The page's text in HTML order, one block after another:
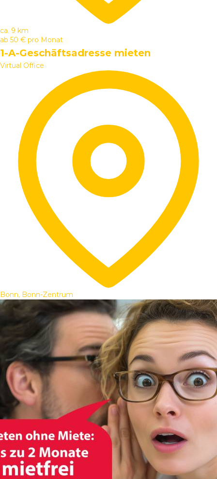
ca. 9 km
ab 50 € pro Monat
1-A-Geschäftsadresse mieten
Virtual Office
Bonn, Bonn-Zentrum